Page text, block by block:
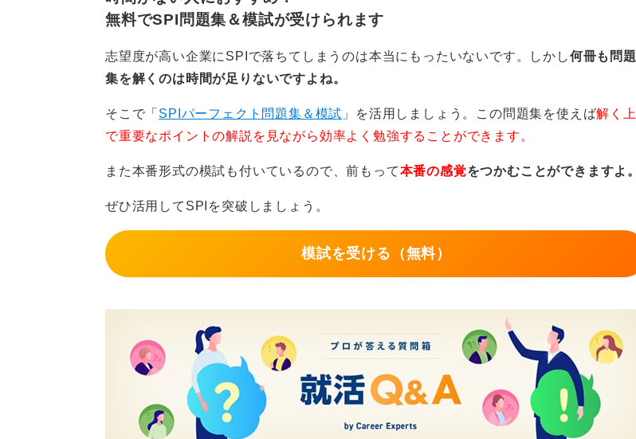
可能性があり注意が必要です。
対策としては、あらゆる適性検査に共通しますが、とにかく問題のパターンに慣
れることが 最も重要です。
で出題されるのかを体に叩き込むしかありません。
式を把握して、そこを重点的に攻略していくのが効果的です。
無料でSPI問題集＆模試が受けられます
志望度が高い企業にSPIで落ちてしまうのは本当にもったいないです。しかし何冊も問題
集を解くのは時間が足りないですよね。
そこで「 SPIパーフェクト問題集＆模試 」を活用しましょう。この問題集を使えば解く上
で重要なポイントの解説を見ながら効率よく勉強することができます。
また本番形式の模試も付いているので、前もって本番の感覚をつかむことができますよ。
ぜひ活用してSPIを突破しましょう。
模試を受ける（無料）